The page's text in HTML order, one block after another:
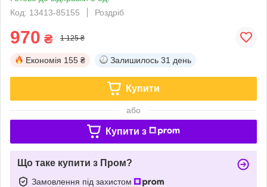
Код: 13413-85155
Роздріб
970 ₴ 1 125 ₴
Економія 155 ₴ Залишилось 31 день
Купити
або
Купити з
Що таке купити з Пром?
Замовлення під захистом